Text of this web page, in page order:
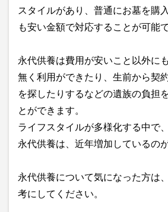
スタイルがあり、普通にお墓を購
も安い金額で対応することが可能で
永代供養は費用が安いこと以外に
無く利用ができたり、生前から契
を探したりするなどの遺族の負担
とができます。
ライフスタイルが多様化する中で
永代供養は、近年増加しているの
永代供養について気になった方は
考にしてください。